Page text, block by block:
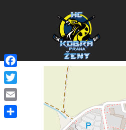
Facebook
Twitter
Email